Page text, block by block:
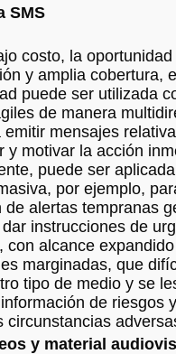
SMS
costo, la
y amplia cobertura,
puede ser utilizada
de manera
emitir mensajes
y motivar la acción
puede ser
por ejemplo,
de alertas tempranas
instrucciones de
con alcance
marginadas, que
tipo de medio y se
de riesgos
circunstancias
y material